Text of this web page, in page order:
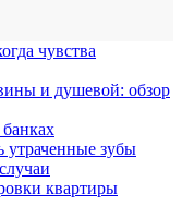
чувства
и душевой: обзор
утраченные зубы
квартиры